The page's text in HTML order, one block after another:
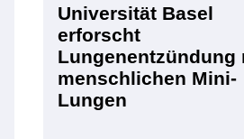
Universität Basel
erforscht
Lungenentzündung
menschlichen Mini-
Lungen